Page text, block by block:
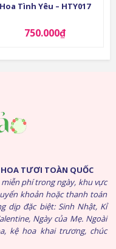
Hoa Tình Yêu – HTY017
750.000₫
TƯƠI TOÀN QUỐC
phí trong ngày, khu vực
khoản hoặc thanh toán
dịp đặc biệt: Sinh Nhật, Kỉ
Ngày của Mẹ. Ngoài
kệ hoa khai trương, chúc